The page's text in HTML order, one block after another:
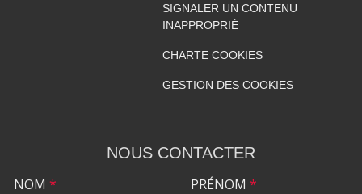
SIGNALER UN CONTENU
INAPPROPRIÉ
CHARTE COOKIES
GESTION DES COOKIES
NOUS CONTACTER
NOM * PRÉNOM *